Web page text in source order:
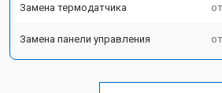
Замена термодатчика
Замена панели управления